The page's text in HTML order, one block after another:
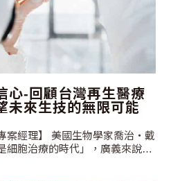
心-回顧台灣再生醫療
未來生技的無限可能
物學家喬治・戴
細胞治療的時代」，廣義來說，